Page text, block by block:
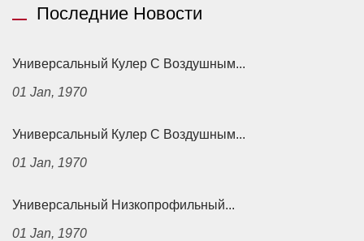
Последние Новости
Универсальный Кулер С Воздушным...
01 Jan, 1970
Универсальный Кулер С Воздушным...
01 Jan, 1970
Универсальный Низкопрофильный...
01 Jan, 1970